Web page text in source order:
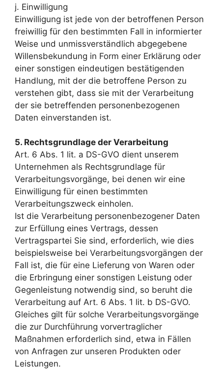
j. Einwilligung
Einwilligung ist jede von der betroffenen Person
freiwillig für den bestimmten Fall in informierter
Weise und unmissverständlich abgegebene
Willensbekundung in Form einer Erklärung oder
einer sonstigen eindeutigen bestätigenden
Handlung, mit der die betroffene Person zu
verstehen gibt, dass sie mit der Verarbeitung
der sie betreffenden personenbezogenen
Daten einverstanden ist.
5. Rechtsgrundlage der Verarbeitung
Art. 6 Abs. 1 lit. a DS-GVO dient unserem
Unternehmen als Rechtsgrundlage für
Verarbeitungsvorgänge, bei denen wir eine
Einwilligung für einen bestimmten
Verarbeitungszweck einholen.
Ist die Verarbeitung personenbezogener Daten
zur Erfüllung eines Vertrags, dessen
Vertragspartei Sie sind, erforderlich, wie dies
beispielsweise bei Verarbeitungsvorgängen der
Fall ist, die für eine Lieferung von Waren oder
die Erbringung einer sonstigen Leistung oder
Gegenleistung notwendig sind, so beruht die
Verarbeitung auf Art. 6 Abs. 1 lit. b DS-GVO.
Gleiches gilt für solche Verarbeitungsvorgänge
die zur Durchführung vorvertraglicher
Maßnahmen erforderlich sind, etwa in Fällen
von Anfragen zur unseren Produkten oder
Leistungen.